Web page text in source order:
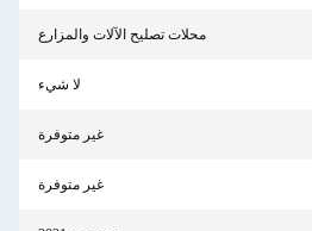
محلات تصليح الآلات والمزارع
لا شيء
غير متوفرة
غير متوفرة